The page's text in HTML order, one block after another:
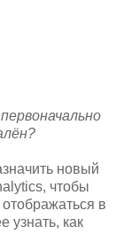
новый
чтобы
в
узнать, как